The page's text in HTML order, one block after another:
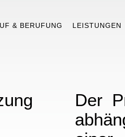
& BERUFUNG LEISTUNGEN
Der